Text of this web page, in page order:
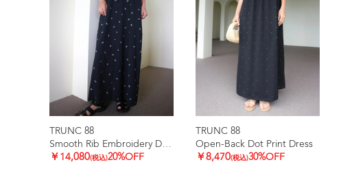
TRUNC 88
Smooth Rib Embroidery Dress
￥14,080(税込)20%OFF
TRUNC 88
Open-Back Dot Print Dress
￥8,470(税込)30%OFF